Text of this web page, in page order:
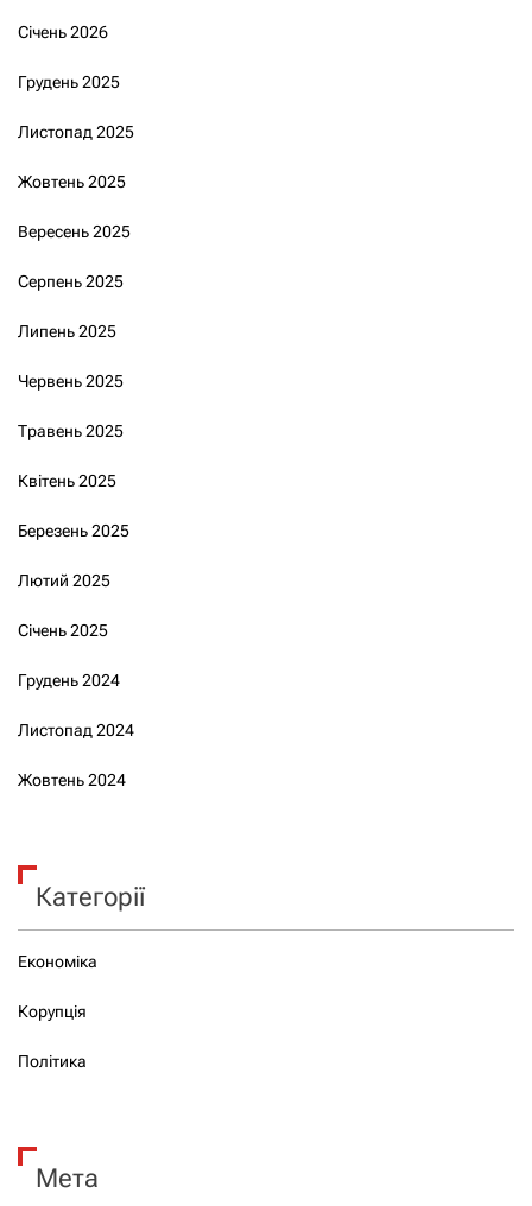
Січень 2026
Грудень 2025
Листопад 2025
Жовтень 2025
Вересень 2025
Серпень 2025
Липень 2025
Червень 2025
Травень 2025
Квітень 2025
Березень 2025
Лютий 2025
Січень 2025
Грудень 2024
Листопад 2024
Жовтень 2024
Категорії
Економіка
Корупція
Політика
Мета